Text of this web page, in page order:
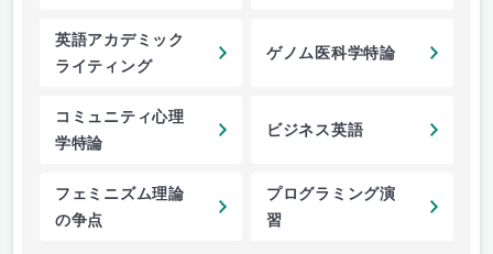
英語アカデミック
ライティング
ゲノム医科学特論
コミュニティ心理
学特論
ビジネス英語
フェミニズム理論
の争点
プログラミング演
習